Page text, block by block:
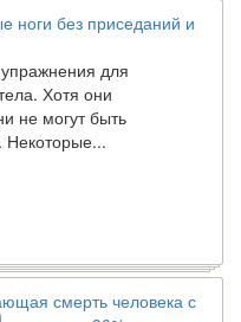
ноги без приседаний и
для
Хотя они
не могут быть
Некоторые...
смерть человека с
точностью 90%